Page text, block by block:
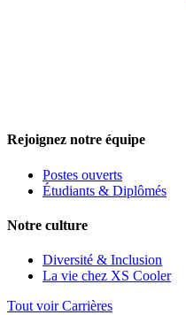
Rejoignez notre équipe
Postes ouverts
Étudiants & Diplômés
Notre culture
Diversité & Inclusion
La vie chez XS Cooler
Tout voir Carrières